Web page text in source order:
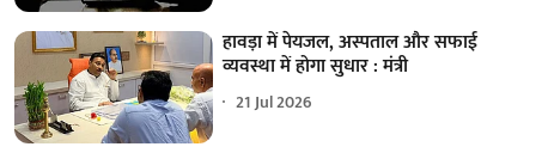
हावड़ा में पेयजल, अस्पताल और सफाई
व्यवस्था में होगा सुधार : मंत्री
21 Jul 2026